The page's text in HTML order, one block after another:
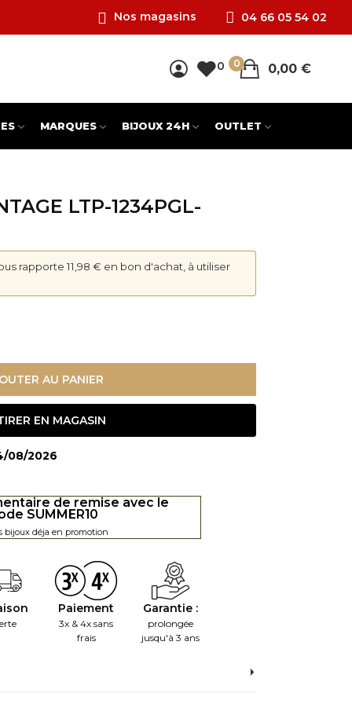
Nos magasins 04 66 05 54 02
0 0,00 €
0
MARQUES BIJOUX 24H OUTLET
LTP-1234PGL-
rapporte 11,98 € en bon d'achat, à utiliser
AU PANIER
EN MAGASIN
08/2026
de remise avec le
SUMMER10
bijoux déja en promotion
Paiement
3x & 4x sans
frais
Garantie :
prolongée
jusqu'à 3 ans